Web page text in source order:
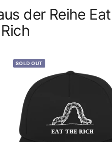
der Reihe Eat
SOLD OUT